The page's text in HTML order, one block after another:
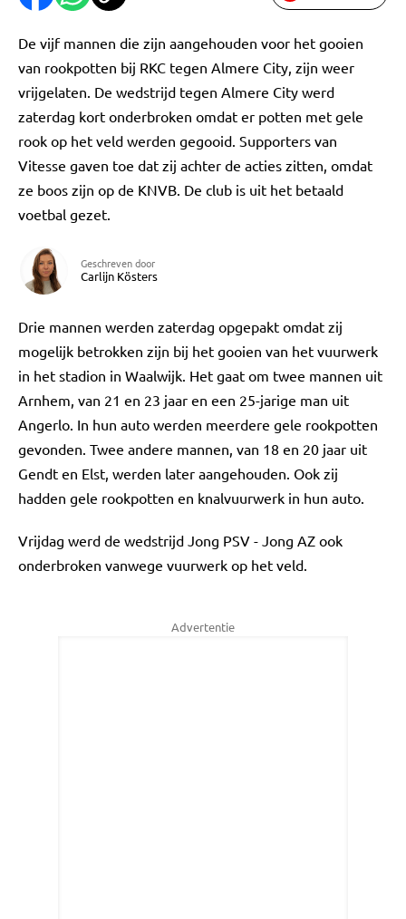
De vijf mannen die zijn aangehouden voor het gooien
van rookpotten bij RKC tegen Almere City, zijn weer
vrijgelaten. De wedstrijd tegen Almere City werd
zaterdag kort onderbroken omdat er potten met gele
rook op het veld werden gegooid. Supporters van
Vitesse gaven toe dat zij achter de acties zitten, omdat
ze boos zijn op de KNVB. De club is uit het betaald
voetbal gezet.
Geschreven door
Carlijn Kösters
Drie mannen werden zaterdag opgepakt omdat zij
mogelijk betrokken zijn bij het gooien van het vuurwerk
in het stadion in Waalwijk. Het gaat om twee mannen uit
Arnhem, van 21 en 23 jaar en een 25-jarige man uit
Angerlo. In hun auto werden meerdere gele rookpotten
gevonden. Twee andere mannen, van 18 en 20 jaar uit
Gendt en Elst, werden later aangehouden. Ook zij
hadden gele rookpotten en knalvuurwerk in hun auto.
Vrijdag werd de wedstrijd Jong PSV - Jong AZ ook
onderbroken vanwege vuurwerk op het veld.
Advertentie